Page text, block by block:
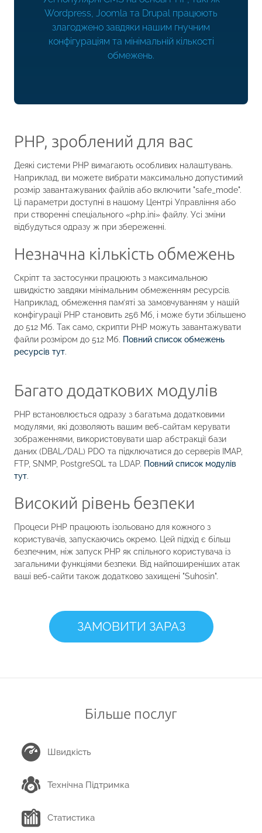
Wordpress, Joomla та Drupal працюють
злагоджено завдяки нашим гнучним
конфігураціям та мінімальній кількості
обмежень.
PHP, зроблений для вас
Деякі системи PHP вимагають особливих налаштувань.
Наприклад, ви можете вибрати максимально допустимий
розмір завантажуваних файлів або включити "safe_mode".
Ці параметри доступні в нашому Центрі Управління або
при створенні спеціального «php.ini» файлу. Усі зміни
відбудуться одразу ж при збереженні.
Незначна кількість обмежень
Скріпт та застосунки працюють з максимальною
швидкістю завдяки мінімальним обмеженням ресурсів.
Наприклад, обмеження пам’яті за замовчуванням у нашій
конфігурації PHP становить 256 Мб, і може бути збільшено
до 512 Мб. Так само, скрипти PHP можуть завантажувати
файли розміром до 512 Мб. Повний список обмежень
ресурсів тут.
Багато додаткових модулів
PHP встановлюється одразу з багатьма додатковими
модулями, які дозволяють вашим веб-сайтам керувати
зображеннями, використовувати шар абстракції бази
даних (DBAL/DAL) PDO та підключатися до серверів IMAP,
FTP, SNMP, PostgreSQL та LDAP. Повний список модулів
тут.
Високий рівень безпеки
Процеси PHP працюють ізольовано для кожного з
користувачів, запускаючись окремо. Цей підхід є більш
безпечним, ніж запуск PHP як спільного користувача із
загальними функціями безпеки. Від найпоширеніших атак
ваші веб-сайти також додатково захищені "Suhosin".
ЗАМОВИТИ ЗАРАЗ
Більше послуг
Швидкість
Технічна Підтримка
Статистика